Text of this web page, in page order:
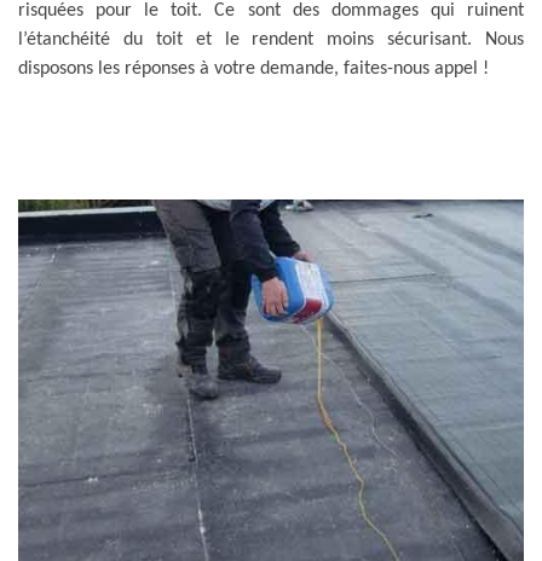
risquées pour le toit. Ce sont des dommages qui ruinent
l’étanchéité du toit et le rendent moins sécurisant. Nous
disposons les réponses à votre demande, faites-nous appel !